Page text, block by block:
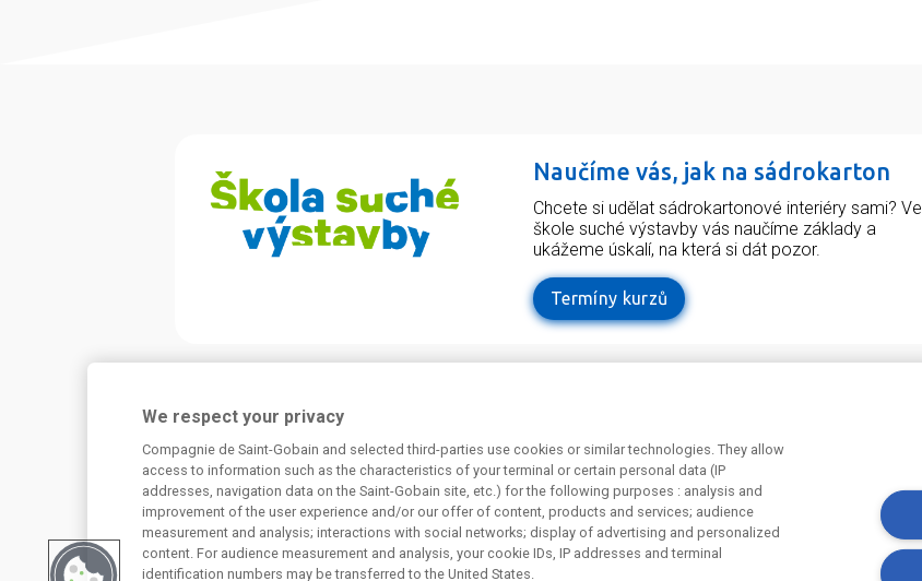
Naučíme vás, jak na sádrokarton
Chcete si udělat sádrokartonové interiéry sami? Ve
škole suché výstavby vás naučíme základy a
ukážeme úskalí, na která si dát pozor.
Termíny kurzů
Potřebujete poradit?
Máte dotaz k našim produktům, či jejich využití v
konstrukcích? Neváhejte nás kontaktovat.
Centrum technické podpory
226 292 224 Zaslat dotaz
We respect your privacy
Compagnie de Saint-Gobain and selected third-parties use cookies or similar technologies. They allow
access to information such as the characteristics of your terminal or certain personal data (IP
addresses, navigation data on the Saint-Gobain site, etc.) for the following purposes : analysis and
improvement of the user experience and/or our offer of content, products and services; audience
measurement and analysis; interactions with social networks; display of advertising and personalized
content. For audience measurement and analysis, your cookie IDs, IP addresses and terminal
identification numbers may be transferred to the United States.